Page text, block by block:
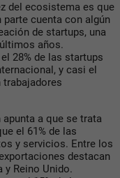
del ecosistema es que
cuenta con algún
de startups, una
años.
28% de las startups
y casi el
trabajadores
a que se trata
el 61% de las
y servicios. Entre los
destacan
y Reino Unido.